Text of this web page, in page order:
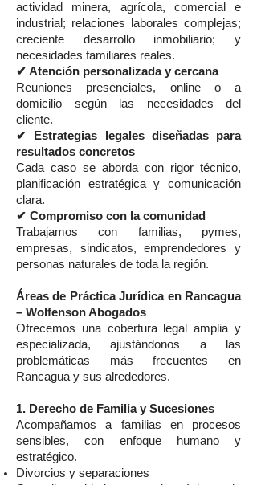
actividad minera, agrícola, comercial e
industrial; relaciones laborales complejas;
creciente desarrollo inmobiliario; y
necesidades familiares reales.
✔ Atención personalizada y cercana
Reuniones presenciales, online o a
domicilio según las necesidades del
cliente.
✔ Estrategias legales diseñadas para
resultados concretos
Cada caso se aborda con rigor técnico,
planificación estratégica y comunicación
clara.
✔ Compromiso con la comunidad
Trabajamos con familias, pymes,
empresas, sindicatos, emprendedores y
personas naturales de toda la región.
Áreas de Práctica Jurídica en Rancagua
– Wolfenson Abogados
Ofrecemos una cobertura legal amplia y
especializada, ajustándonos a las
problemáticas más frecuentes en
Rancagua y sus alrededores.
1. Derecho de Familia y Sucesiones
Acompañamos a familias en procesos
sensibles, con enfoque humano y
estratégico.
Divorcios y separaciones